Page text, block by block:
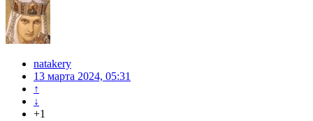
natakery
13 марта 2024, 05:31
↑
↓
+1